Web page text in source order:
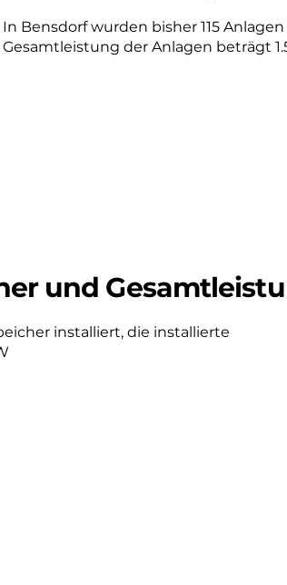
und
installiert, die installierte
In Bensdorf wurden bisher 115
Gesamtleistung der Anlagen beträgt